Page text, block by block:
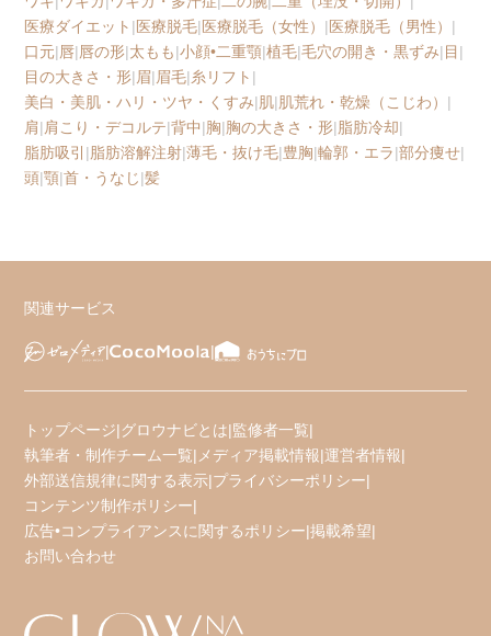
医療ダイエット |医療脱毛|医療脱毛（女性） |医療脱毛（男性） |
口元|唇|唇の形|太もも|小顔•二重顎|植毛|毛穴の開き・黒ずみ|目 |
目の大きさ・形|眉|眉毛|糸リフト |
美白・美肌・ハリ・ツヤ・くすみ|肌|肌荒れ・乾燥（こじわ） |
肩|肩こり・デコルテ|背中|胸|胸の大きさ・形|脂肪冷却|
脂肪吸引 |脂肪溶解注射|薄毛・抜け毛|豊胸|輪郭・エラ|部分痩せ|
頭|顎|首・うなじ|髪
関連サービス
トップページ|グロウナビとは|監修者一覧|
執筆者・制作チーム一覧| メディア掲載情報|運営者情報|
外部送信規律に関する表示|プライバシーポリシー|
コンテンツ制作ポリシー|
広告•コンプライアンスに関するポリシー|掲載希望|
お問い合わせ